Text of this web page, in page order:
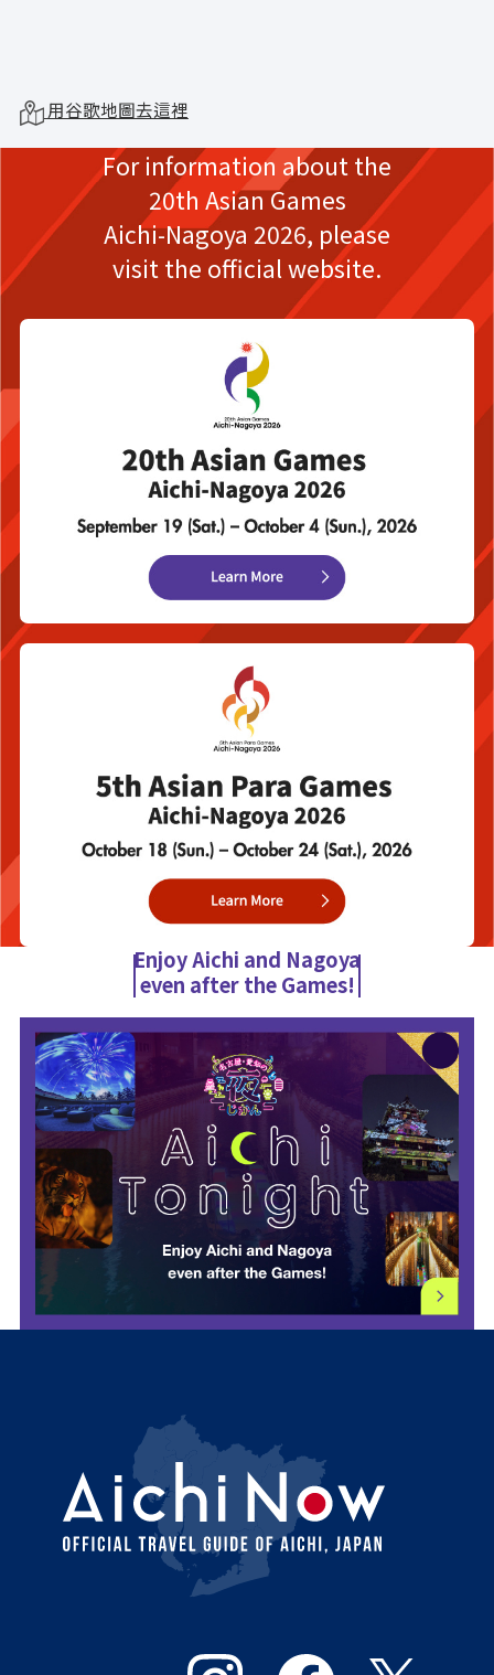
用谷歌地圖去這裡
For information about the
20th Asian Games
Aichi-Nagoya 2026, please
visit the official website.
Enjoy Aichi and Nagoya
even after the Games!